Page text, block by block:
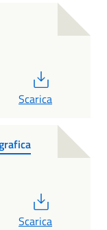
Scarica
Scarica